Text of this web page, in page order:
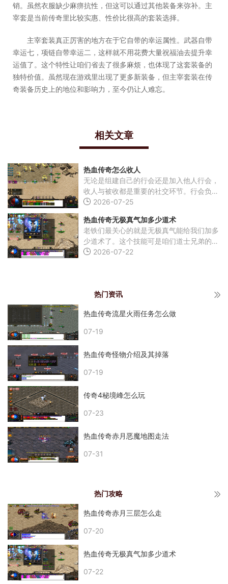
销。虽然衣服缺少麻痹抗性，但这可以通过其他装备来弥补。主
宰套是当前传奇里比较实惠、性价比很高的套装选择。
主宰套装真正厉害的地方在于它自带的幸运属性。武器自带
幸运七，项链自带幸运二，这样就不用花费大量祝福油去提升幸
运值了。这个特性让咱们省去了很多麻烦，也体现了这套装备的
独特价值。虽然现在游戏里出现了更多新装备，但主宰套装在传
奇装备历史上的地位和影响力，至今仍让人难忘。
相关文章
热血传奇怎么收人
无论是组建自己的行会还是加入他人行会，
收人与被收都是重要的社交环节。行会负责
人可以通过特定指令向其他玩家发出邀请，
统会设计明确
2026-07-25
热血传奇无极真气加多少道术
老铁们最关心的就是无极真气能给我们加多
少道术了。这个技能可是咱们道士兄弟的看
家本领，施展时能让道术在短时间内大幅提
2026-07-22
热门资讯
热血传奇流星火雨任务怎么做
07-19
热血传奇怪物介绍及其掉落
07-19
传奇4秘境峰怎么玩
07-23
热血传奇赤月恶魔地图走法
07-31
热门攻略
热血传奇赤月三层怎么走
07-20
热血传奇无极真气加多少道术
07-22